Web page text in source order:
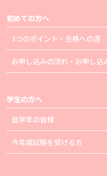
初めての方へ
3つのポイント・合格への道
お申し込みの流れ・お申し込
学生の方へ
低学年の皆様
今年度試験を受ける方